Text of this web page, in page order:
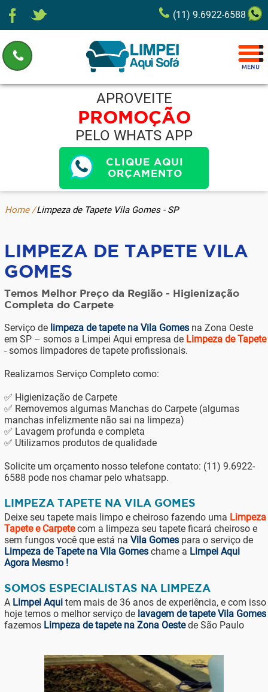
(11) 9.6922-6588
APROVEITE
PROMOÇÃO
PELO WHATS APP
CLIQUE AQUI
ORÇAMENTO
Home /Limpeza de Tapete Vila Gomes - SP
LIMPEZA DE TAPETE VILA
GOMES
Temos Melhor Preço da Região - Higienização
Completa do Carpete
Serviço de limpeza de tapete na Vila Gomesna Zona Oeste
em SP – somos a Limpei Aqui empresa de Limpeza de Tapete
- somos limpadores de tapete profissionais.
Realizamos Serviço Completo como:
✅ Higienização de Carpete
✅ Removemos algumas Manchas do Carpete (algumas
manchas infelizmente não sai na limpeza)
✅ Lavagem profunda e completa
✅ Utilizamos produtos de qualidade
Solicite um orçamento nosso telefone contato: (11) 9.6922-
6588 pode nos chamar pelo whatsapp.
LIMPEZA TAPETE NA VILA GOMES
Deixe seu tapete mais limpo e cheiroso fazendo uma Limpeza
Tapete e Carpetecom a limpeza seu tapete ficará cheiroso e
sem fungos você que está na Vila Gomespara o serviço de
Limpeza de Tapete na Vila Gomeschame a Limpei Aqui
Agora Mesmo !
SOMOS ESPECIALISTAS NA LIMPEZA
A Limpei Aquitem mais de 36 anos de experiência, e com isso
hoje temos o melhor serviço de lavagem de tapete Vila Gomes
fazemos Limpeza de tapete na Zona Oestede São Paulo